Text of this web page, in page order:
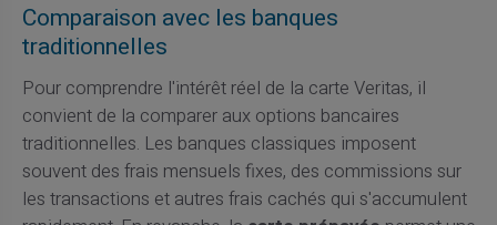
Comparaison avec les banques
traditionnelles
Pour comprendre l'intérêt réel de la carte Veritas, il
convient de la comparer aux options bancaires
traditionnelles. Les banques classiques imposent
souvent des frais mensuels fixes, des commissions sur
les transactions et autres frais cachés qui s'accumulent